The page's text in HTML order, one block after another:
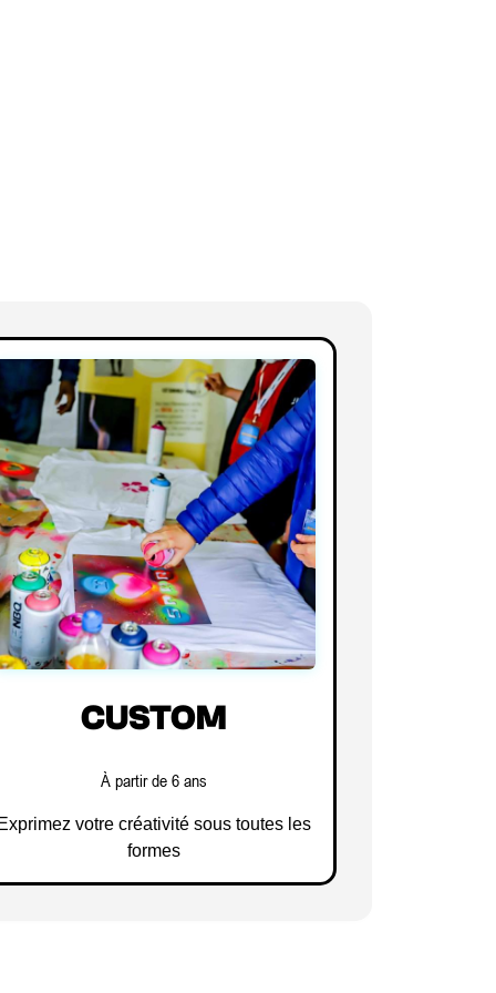
CUSTOM
À partir de 6 ans
votre créativité sous toutes les
formes